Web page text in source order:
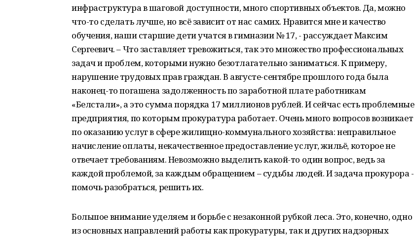
инфраструктура в шаговой доступности, много спортивных объектов. Да, можно
что-то сделать лучше, но всё зависит от нас самих. Нравится мне и качество
обучения, наши старшие дети учатся в гимназии № 17, - рассуждает Максим
Сергеевич. – Что заставляет тревожиться, так это множество профессиональных
задач и проблем, которыми нужно безотлагательно заниматься. К примеру,
нарушение трудовых прав граждан. В августе-сентябре прошлого года была
наконец-то погашена задолженность по заработной плате работникам
«Белстали», а это сумма порядка 17 миллионов рублей. И сейчас есть проблемные
предприятия, по которым прокуратура работает. Очень много вопросов возникает
по оказанию услуг в сфере жилищно-коммунального хозяйства: неправильное
начисление оплаты, некачественное предоставление услуг, жильё, которое не
отвечает требованиям. Невозможно выделить какой-то один вопрос, ведь за
каждой проблемой, за каждым обращением – судьбы людей. И задача прокурора -
помочь разобраться, решить их.
Большое внимание уделяем и борьбе с незаконной рубкой леса. Это, конечно, одно
из основных направлений работы как прокуратуры, так и других надзорных